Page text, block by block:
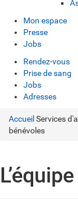
Mon espace
Presse
Jobs
Rendez-vous
Prise de sang
Jobs
Adresses
Accueil Services
bénévoles